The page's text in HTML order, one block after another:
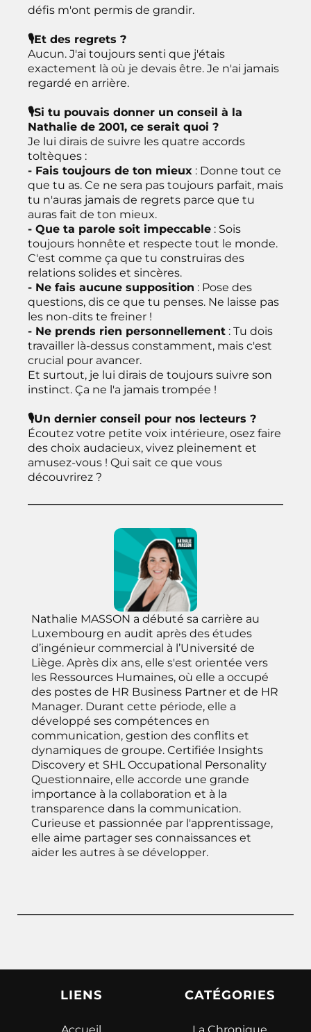
défis m'ont permis de grandir.
🎙Et des regrets ?
Aucun. J'ai toujours senti que j'étais
exactement là où je devais être. Je n'ai jamais
regardé en arrière.
🎙Si tu pouvais donner un conseil à la
Nathalie de 2001, ce serait quoi ?
Je lui dirais de suivre les quatre accords
toltèques :
- Fais toujours de ton mieux : Donne tout ce
que tu as. Ce ne sera pas toujours parfait, mais
tu n'auras jamais de regrets parce que tu
auras fait de ton mieux.
- Que ta parole soit impeccable : Sois
toujours honnête et respecte tout le monde.
C'est comme ça que tu construiras des
relations solides et sincères.
- Ne fais aucune supposition : Pose des
questions, dis ce que tu penses. Ne laisse pas
les non-dits te freiner !
- Ne prends rien personnellement : Tu dois
travailler là-dessus constamment, mais c'est
crucial pour avancer.
Et surtout, je lui dirais de toujours suivre son
instinct. Ça ne l'a jamais trompée !
🎙Un dernier conseil pour nos lecteurs ?
Écoutez votre petite voix intérieure, osez faire
des choix audacieux, vivez pleinement et
amusez-vous ! Qui sait ce que vous
découvrirez ?
Nathalie MASSON a débuté sa carrière au
Luxembourg en audit après des études
d’ingénieur commercial à l’Université de
Liège. Après dix ans, elle s'est orientée vers
les Ressources Humaines, où elle a occupé
des postes de HR Business Partner et de HR
Manager. Durant cette période, elle a
développé ses compétences en
communication, gestion des conflits et
dynamiques de groupe. Certifiée Insights
Discovery et SHL Occupational Personality
Questionnaire, elle accorde une grande
importance à la collaboration et à la
transparence dans la communication.
Curieuse et passionnée par l'apprentissage,
elle aime partager ses connaissances et
aider les autres à se développer.
LIENS
Accueil
CATÉGORIES
La Chronique